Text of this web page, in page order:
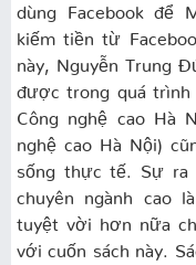
dùng Facebook để
kiếm tiền từ
này, Nguyễn Trung
được trong quá
Công nghệ cao Hà
nghệ cao Hà Nội)
sống thực tế. Sự ra
chuyên ngành cao
tuyệt vời hơn nữa
với cuốn sách này.